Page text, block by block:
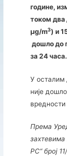
године,
током два
µg/m3) и
дошло до
за 24 часа.
У осталим
није
Према
захтевима
РС“ број